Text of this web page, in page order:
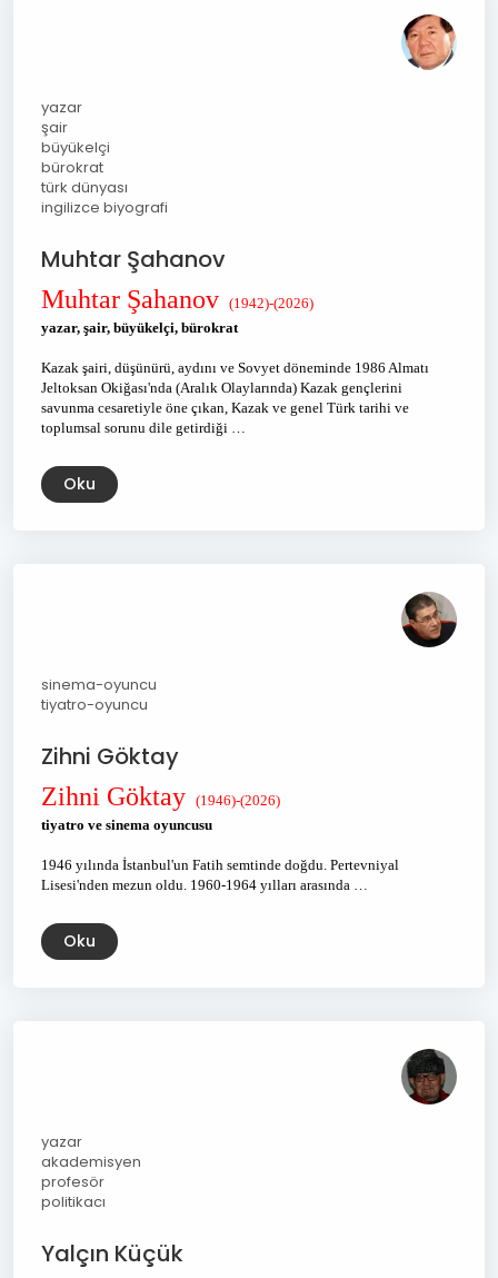
yazar
şair
büyükelçi
bürokrat
türk dünyası
ingilizce biyografi
Muhtar Şahanov
Muhtar Şahanov (1942)-(2026)
yazar, şair, büyükelçi, bürokrat
Kazak şairi, düşünürü, aydını ve Sovyet döneminde 1986 Almatı
Jeltoksan Okiğası'nda (Aralık Olaylarında) Kazak gençlerini
savunma cesaretiyle öne çıkan, Kazak ve genel Türk tarihi ve
toplumsal sorunu dile getirdiği …
Oku
sinema-oyuncu
tiyatro-oyuncu
Zihni Göktay
Zihni Göktay (1946)-(2026)
tiyatro ve sinema oyuncusu
1946 yılında İstanbul'un Fatih semtinde doğdu. Pertevniyal
Lisesi'nden mezun oldu. 1960-1964 yılları arasında …
Oku
yazar
akademisyen
profesör
politikacı
Yalçın Küçük